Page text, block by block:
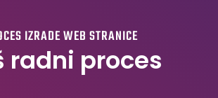
IZRADE WEB STRANICE
radni proces